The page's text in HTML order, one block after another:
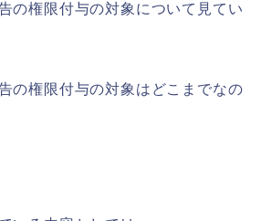
の権限付与の対象について見てい
の権限付与の対象はどこまでなの